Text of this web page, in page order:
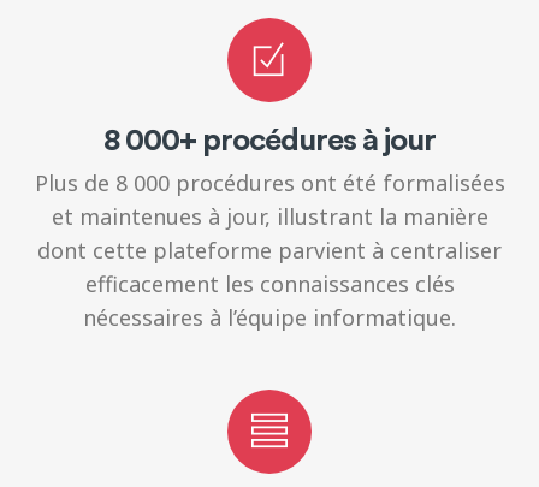
8 000+ procédures à jour
Plus de 8 000 procédures ont été formalisées
et maintenues à jour, illustrant la manière
dont cette plateforme parvient à centraliser
efficacement les connaissances clés
nécessaires à l’équipe informatique.